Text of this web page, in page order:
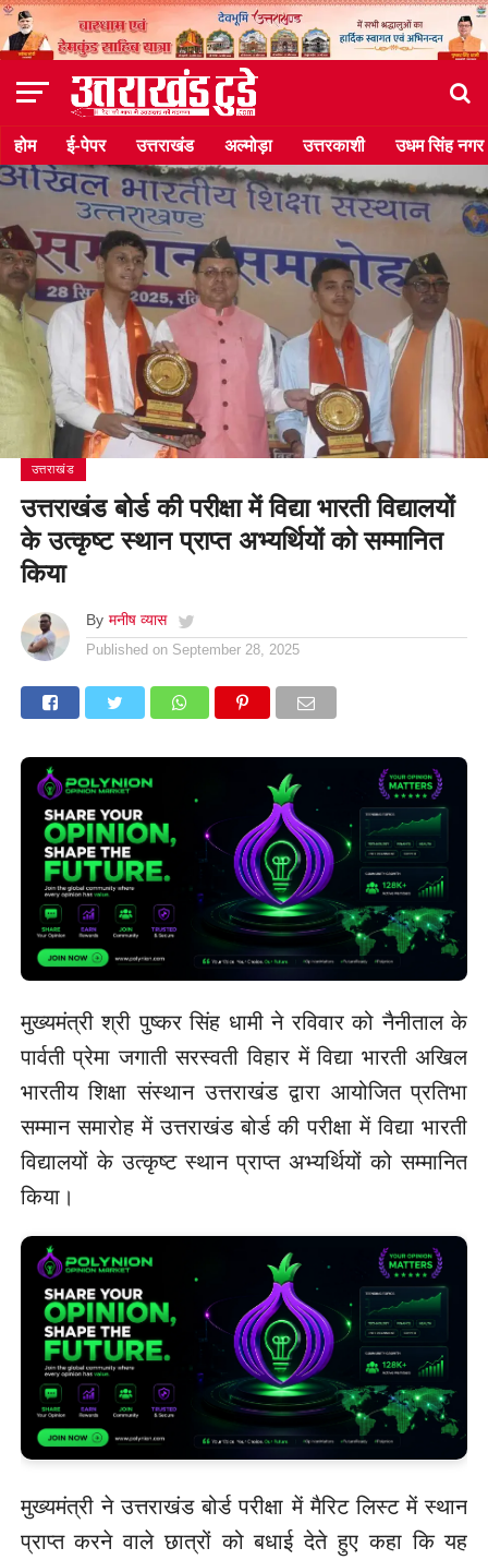
होम ई-पेपर उत्तराखंड अल्मोड़ा उत्तरकाशी उधम सिंह नगर
उत्तराखंड
उत्तराखंड बोर्ड की परीक्षा में विद्या भारती विद्यालयों
के उत्कृष्ट स्थान प्राप्त अभ्यर्थियों को सम्मानित
किया
By मनीष व्यास
Published on September 28, 2025
मुख्यमंत्री श्री पुष्कर सिंह धामी ने रविवार को नैनीताल के
पार्वती प्रेमा जगाती सरस्वती विहार में विद्या भारती अखिल
भारतीय शिक्षा संस्थान उत्तराखंड द्वारा आयोजित प्रतिभा
सम्मान समारोह में उत्तराखंड बोर्ड की परीक्षा में विद्या भारती
विद्यालयों के उत्कृष्ट स्थान प्राप्त अभ्यर्थियों को सम्मानित
किया।
मुख्यमंत्री ने उत्तराखंड बोर्ड परीक्षा में मैरिट लिस्ट में स्थान
प्राप्त करने वाले छात्रों को बधाई देते हुए कहा कि यह